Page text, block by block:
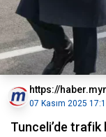
https://
07 Kasım 2025
Tunceli’de trafik